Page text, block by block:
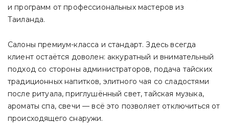
и программ от профессиональных мастеров из
Таиланда.
Салоны премиум-класса и стандарт. Здесь всегда
клиент остаётся доволен: аккуратный и внимательный
подход со стороны администраторов, подача тайских
традиционных напитков, элитного чая со сладостями
после ритуала, приглушённый свет, тайская музыка,
ароматы спа, свечи — всё это позволяет отключиться от
происходящего снаружи.